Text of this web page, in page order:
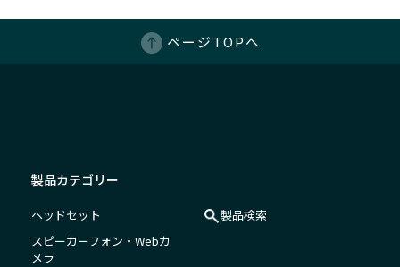
ページTOPへ
製品カテゴリー
ヘッドセット
スピーカーフォン・Webカ
メラ
製品検索